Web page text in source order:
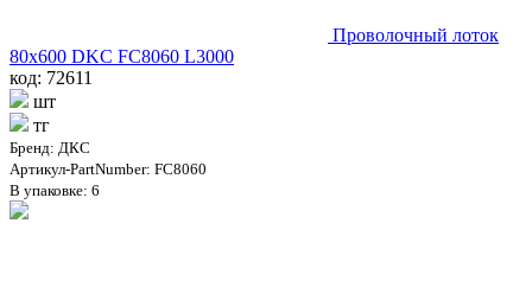
Проволочный лоток
80х600 DKC FC8060 L3000
код: 72611
шт
тг
Бренд: ДКС
Артикул-PartNumber: FC8060
В упаковке: 6